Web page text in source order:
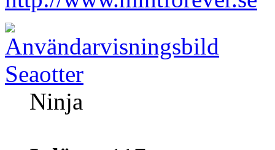
Seaotter
Ninja